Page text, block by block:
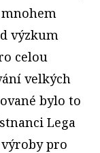
výzkum
celou
velkých
bylo to
Lega
pro